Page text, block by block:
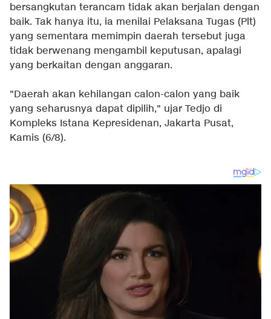
bersangkutan terancam tidak akan berjalan dengan
baik. Tak hanya itu, ia menilai Pelaksana Tugas (Plt)
yang sementara memimpin daerah tersebut juga
tidak berwenang mengambil keputusan, apalagi
yang berkaitan dengan anggaran.
"Daerah akan kehilangan calon-calon yang baik
yang seharusnya dapat dipilih," ujar Tedjo di
Kompleks Istana Kepresidenan, Jakarta Pusat,
Kamis (6/8).